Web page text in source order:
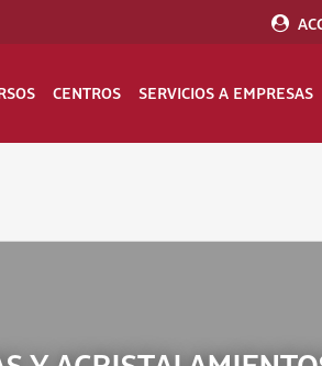
CENTROS SERVICIOS A EMPRESAS